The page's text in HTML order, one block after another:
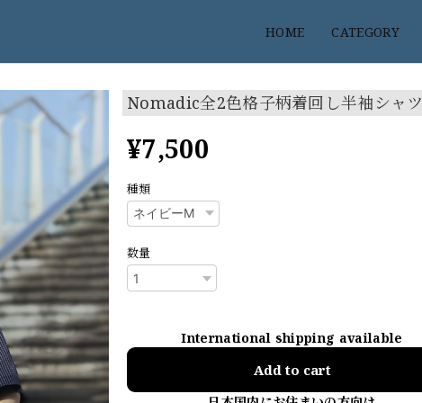
HOME CATEGORY
Nomadic全2色格子柄着回し半袖シャツ
¥7,500
種類
数量
International shipping available
Add to cart